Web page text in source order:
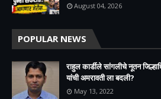
August 04, 2026
POPULAR NEWS
राहुल कार्डीले सांगलीचे नूतन
यांची अमरावती ला बदली?
May 13, 2022